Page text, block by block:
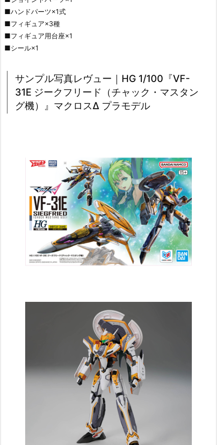
■ハンドパーツ×1式
■フィギュア×3種
■フィギュア用台座×1
■シール×1
サンプル写真レヴュー｜HG 1/100『VF-
31E ジークフリード（チャック・マスタン
グ機）』マクロスΔ プラモデル